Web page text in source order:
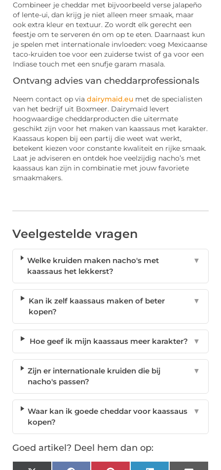
Combineer je cheddar met bijvoorbeeld verse jalapeño
of lente-ui, dan krijg je niet alleen meer smaak, maar
ook extra kleur en textuur. Zo wordt elk gerecht een
feestje om te serveren én om op te eten. Daarnaast kun
je spelen met internationale invloeden: voeg Mexicaanse
taco-kruiden toe voor een zuiderse twist of ga voor een
Indiase touch met een snufje garam masala.
Ontvang advies van cheddarprofessionals
Neem contact op via dairymaid.eu met de specialisten
van het bedrijf uit Boxmeer. Dairymaid levert
hoogwaardige cheddarproducten die uitermate
geschikt zijn voor het maken van kaassaus met karakter.
Kaassaus kopen bij een partij die weet wat werkt,
betekent kiezen voor constante kwaliteit en rijke smaak.
Laat je adviseren en ontdek hoe veelzijdig nacho’s met
kaassaus kan zijn in combinatie met jouw favoriete
smaakmakers.
Veelgestelde vragen
Welke kruiden maken nacho's met
kaassaus het lekkerst?
▼
Kan ik zelf kaassaus maken of beter
kopen?
▼
Hoe geef ik mijn kaassaus meer karakter? ▼
Zijn er internationale kruiden die bij
nacho's passen?
▼
Waar kan ik goede cheddar voor kaassaus
kopen?
▼
Goed artikel? Deel hem dan op: